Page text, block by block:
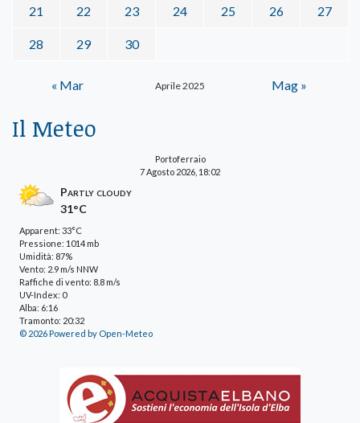
Aprile 2025
21 22 23 24 25 26 27
28 29 30
« Mar Mag »
Il Meteo
Portoferraio
7 Agosto 2026, 18:02
Partly cloudy
31°C
Apparent: 33°C
Pressione: 1014 mb
Umidità: 87%
Vento: 2.9 m/s NNW
Raffiche di vento: 8.8 m/s
UV-Index: 0
Alba: 6:16
Tramonto: 20:32
© 2026 Powered by Open-Meteo